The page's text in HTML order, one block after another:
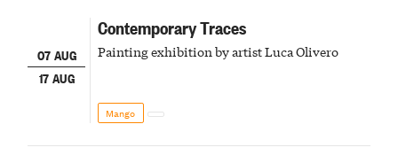
07 AUG
17 AUG
Contemporary Traces
Painting exhibition by artist Luca Olivero
Mango